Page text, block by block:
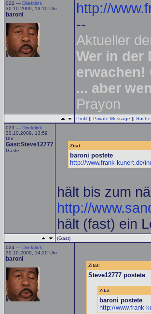
022 — Direktlink
30.10.2009, 13:10 Uhr
baroni
http://
--
Aktueller
Wer in der
erwachen!
... aber
Prayon
Profil || Private Message || Suche
023 — Direktlink
30.10.2009, 13:59
Uhr
Gast:Steve12777
Gäste
Zitat:
baroni postete
http://www.frank-kunert.de/
hält bis zum
http://
hält (fast) ein
(Gast)
024 — Direktlink
30.10.2009, 14:20 Uhr
baroni
Zitat:
Steve12777 postete
Zitat:
baroni postete
http://www.frank-